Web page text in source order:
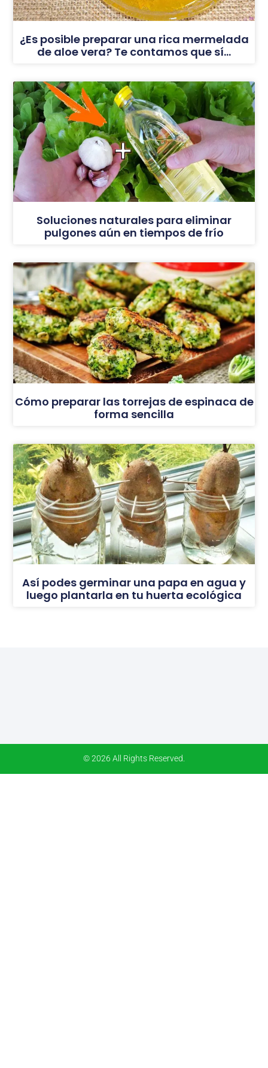
¿Es posible preparar una rica mermelada
de aloe vera? Te contamos que sí…
Soluciones naturales para eliminar
pulgones aún en tiempos de frío
Cómo preparar las torrejas de espinaca de
forma sencilla
Así podes germinar una papa en agua y
luego plantarla en tu huerta ecológica
© 2026 All Rights Reserved.